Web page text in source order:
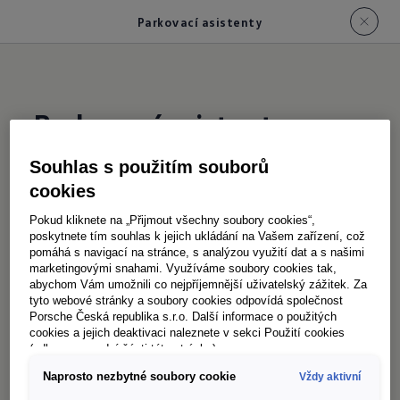
Parkovací asistenty
Parkovací asistenty
Přeplněná parkoviště, manévrování v tmavých
garážích nebo couvání v úzkých uličkách – nový
Caravelle si s těmito výzvami snadno poradí.
Díky standardnímu parkovacímu asistentu vzadu
a volitelným funkcím, jako je parkovací asistent
s funkcí brzdění při manévrování, couvací
kamera nebo 360° pohled z ptačí perspektivy, je
snadno zaparkujete i do malých mezer –
Souhlas s použitím souborů
cookies
Pokud kliknete na „Přijmout všechny soubory cookies“,
poskytnete tím souhlas k jejich ukládání na Vašem zařízení, což
pomáhá s navigací na stránce, s analýzou využití dat a s našimi
marketingovými snahami. Využíváme soubory cookies tak,
abychom Vám umožnili co nejpříjemnější uživatelský zážitek. Za
tyto webové stránky a soubory cookies odpovídá společnost
Porsche Česká republika s.r.o. Další informace o použitých
cookies a jejich deaktivaci naleznete v sekci Použití cookies
(odkaz ve spodní části této stránky).
Naprosto nezbytné soubory cookie Vždy aktivní